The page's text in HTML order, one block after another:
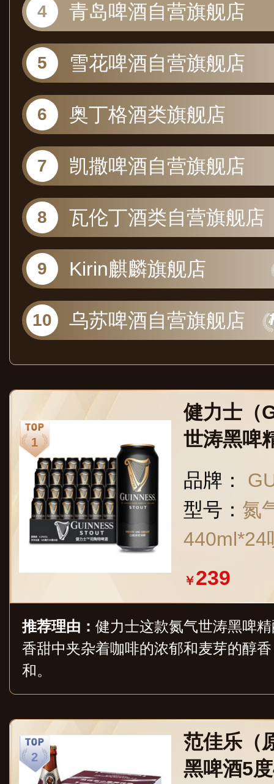
青岛啤酒自营旗舰店
雪花啤酒自营旗舰店
奥丁格酒类旗舰店
凯撒啤酒自营旗舰店
瓦伦丁酒类自营旗舰店
Kirin麒麟旗舰店
乌苏啤酒自营旗舰店
健力士（
世涛黑啤
听整箱装
品牌：
型号： 氮
440ml*24
￥239
推荐理由： 健力士这款氮气世涛黑啤
香甜中夹杂着咖啡的浓郁和麦芽的醇
和。
范佳乐（
黑啤酒5